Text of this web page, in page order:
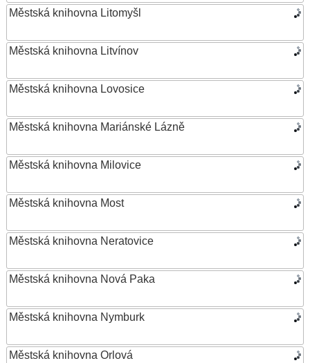
Městská knihovna Litomyšl
Městská knihovna Litvínov
Městská knihovna Lovosice
Městská knihovna Mariánské Lázně
Městská knihovna Milovice
Městská knihovna Most
Městská knihovna Neratovice
Městská knihovna Nová Paka
Městská knihovna Nymburk
Městská knihovna Orlová